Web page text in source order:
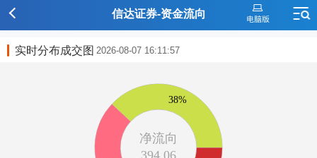
信达证券-资金流向
实时分布成交图 2026-08-07 16:11:57